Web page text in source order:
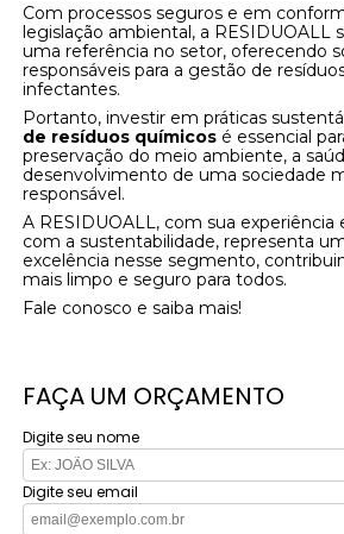
Com processos seguros e em
legislação ambiental, a RESIDUOALL
uma referência no setor, oferecendo
responsáveis para a gestão de
infectantes.
Portanto, investir em práticas
de resíduos químicos é essencial
preservação do meio ambiente, a
desenvolvimento de uma sociedade
responsável.
A RESIDUOALL, com sua experiência
com a sustentabilidade, representa
excelência nesse segmento,
mais limpo e seguro para todos.
Fale conosco e saiba mais!
FAÇA UM ORÇAMENTO
Digite seu nome
Digite seu email